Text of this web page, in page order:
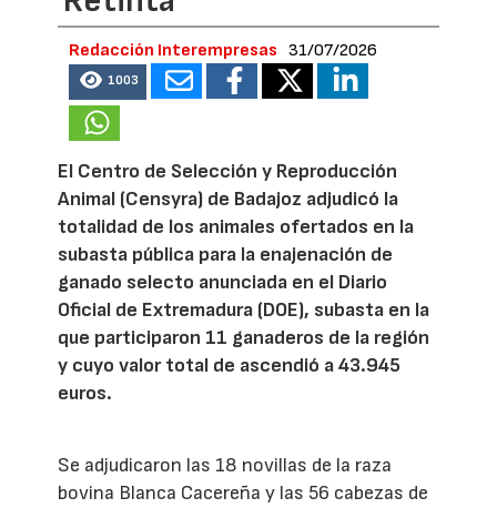
Redacción Interempresas 31/07/2026
1003
El Centro de Selección y Reproducción
Animal (Censyra) de Badajoz adjudicó la
totalidad de los animales ofertados en la
subasta pública para la enajenación de
ganado selecto anunciada en el Diario
Oficial de Extremadura (DOE), subasta en la
que participaron 11 ganaderos de la región
y cuyo valor total de ascendió a 43.945
euros.
Se adjudicaron las 18 novillas de la raza
bovina Blanca Cacereña y las 56 cabezas de